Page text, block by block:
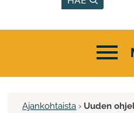
Ajankohtaista › Uuden